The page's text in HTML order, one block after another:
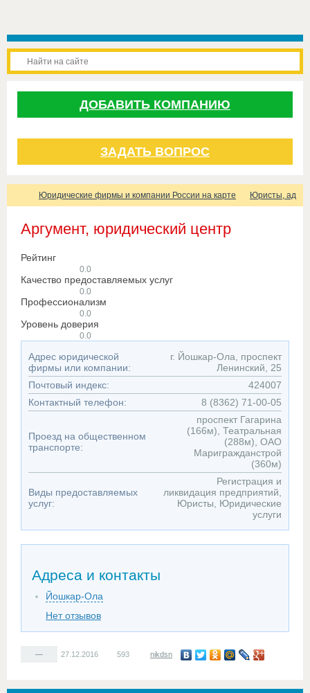
ДОБАВИТЬ КОМПАНИЮ
ЗАДАТЬ ВОПРОС
Юридические фирмы и компании России на карте Юристы,
Аргумент, юридический центр
Рейтинг
0.0
Качество предоставляемых услуг
0.0
Профессионализм
0.0
Уровень доверия
0.0
Адрес юридической
фирмы или компании:
г. Йошкар-Ола, проспект
Ленинский, 25
Почтовый индекс:
424007
Контактный телефон:
8 (8362) 71-00-05
Проезд на общественном
транспорте:
проспект Гагарина
(166м), Театральная
(288м), ОАО
Маригражданстрой
(360м)
Виды предоставляемых
услуг:
Регистрация и
ликвидация предприятий,
Юристы, Юридические
услуги
Адреса и контакты
Йошкар-Ола
Нет отзывов
— 27.12.2016 593 nikdsn